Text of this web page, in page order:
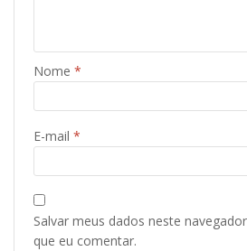
Nome *
E-mail *
Salvar meus dados neste
que eu comentar.